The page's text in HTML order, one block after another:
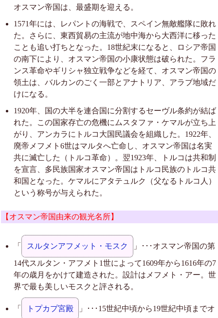
オスマン帝国は、最盛期を迎える。
1571年には、レパントの海戦で、スペイン無敵艦隊に敗れ
た。さらに、東西貿易の主流が地中海から大西洋に移った
ことも追い打ちとなった。18世紀末になると、ロシア帝国
の南下により、オスマン帝国の小康状態は破られた。フラ
ンス革命やギリシャ独立戦争などを経て、オスマン帝国の
領土は、バルカンのごく一部とアナトリア、アラブ地域だ
けになる。
1920年、国の大半を連合国に分割するセーヴル条約が結ば
れた。この国家存亡の危機にムスタファ・ケマルが立ち上
がり、アンカラにトルコ大国民議会を組織した。1922年、
廃帝メフメト6世はマルタへ亡命し、オスマン帝国は名実
共に滅亡した（トルコ革命）。翌1923年、トルコは共和制
を宣言、多民族国家オスマン帝国はトルコ民族のトルコ共
和国となった。ケマルにアタテュルク（父なるトルコ人）
という称号が与えられた。
【オスマン帝国由来の観光名所】
「 スルタンアフメット・モスク 」･･･オスマン帝国の第
14代スルタン・アフメト1世によって1609年から1616年の7
年の歳月をかけて建造された。設計はメフメト・アー。世
界で最も美しいモスクと評される。
「 トプカプ宮殿 」･･･15世紀中頃から19世紀中頃までオ